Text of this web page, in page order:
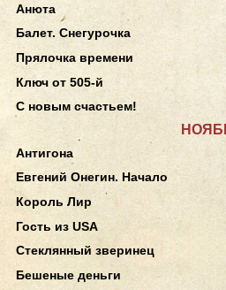
Анюта
Балет. Снегурочка
Прялочка времени
Ключ от 505-й
С новым счастьем!
Антигона
Евгений Онегин. Начало
Король Лир
Гость из USA
Стеклянный зверинец
Бешеные деньги